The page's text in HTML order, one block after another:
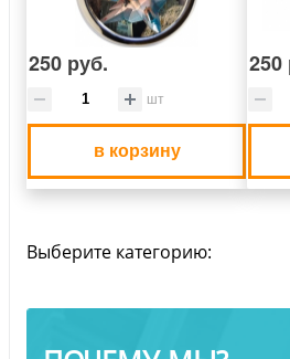
250 руб.
шт
в корзину
250
Выберите категорию: